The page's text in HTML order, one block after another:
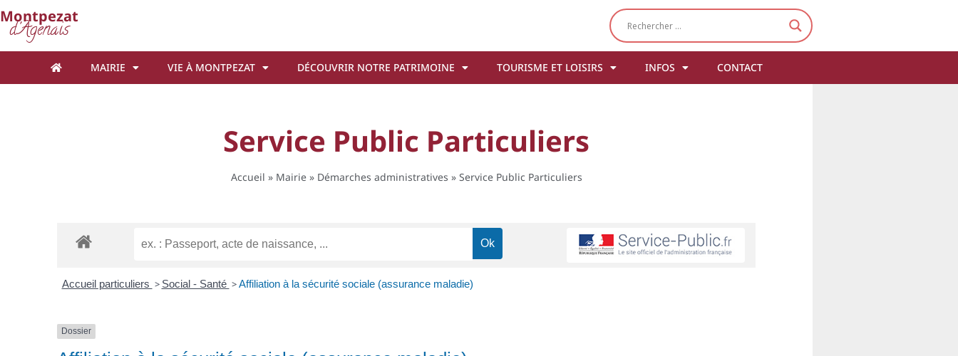
Montpezat
d'Agenais
MAIRIE VIE À MONTPEZAT DÉCOUVRIR NOTRE PATRIMOINE TOURISME ET LOISIRS INFOS CONTACT
Service Public Particuliers
Accueil » Mairie» Démarches administratives » Service Public Particuliers
Accueil particuliers > Social - Santé > Affiliation à la sécurité sociale (assurance maladie)
Dossier
Cookies management panel